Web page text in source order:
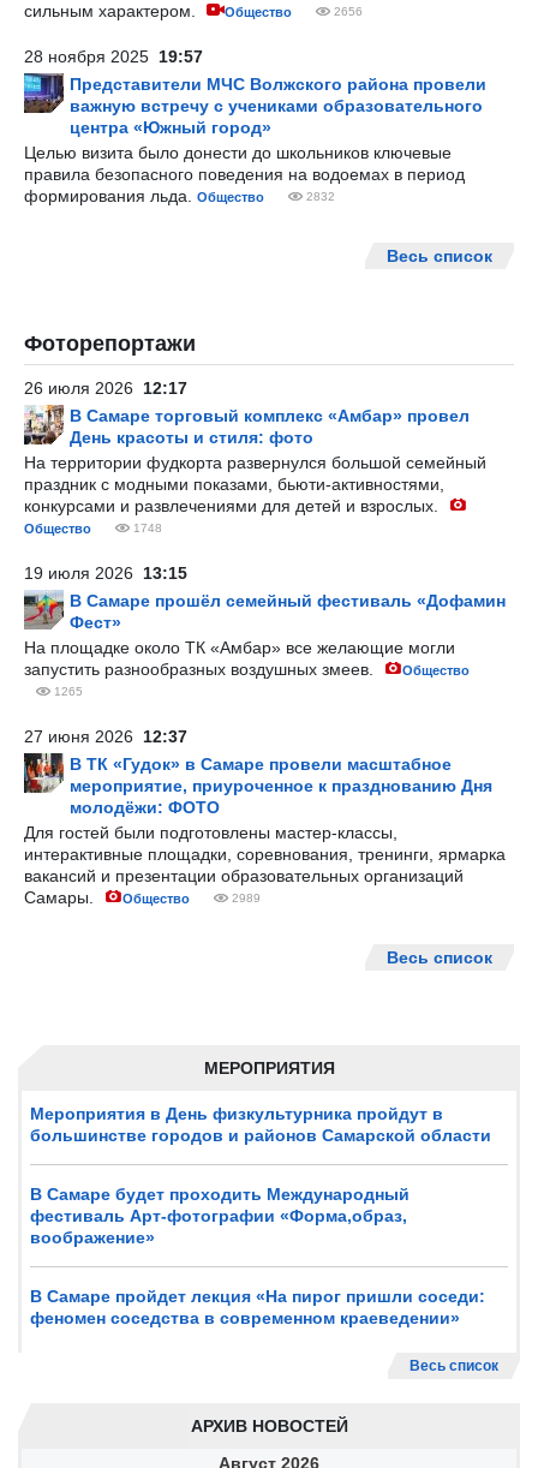
МЕРОПРИЯТИЯ
Мероприятия в День физкультурника пройдут в
большинстве городов и районов Самарской области
В Самаре будет проходить Международный
фестиваль Арт-фотографии «Форма,образ,
воображение»
В Самаре пройдет лекция «На пирог пришли соседи:
феномен соседства в современном краеведении»
Весь список
АРХИВ НОВОСТЕЙ
Август 2026
сильным характером.
Общество 2656
28 ноября 2025 19:57
Представители МЧС Волжского района провели
важную встречу с учениками образовательного
центра «Южный город»
Целью визита было донести до школьников ключевые
правила безопасного поведения на водоемах в период
формирования льда.
Общество 2832
Весь список
Фоторепортажи
26 июля 2026 12:17
В Самаре торговый комплекс «Амбар» провел
День красоты и стиля: фото
На территории фудкорта развернулся большой семейный
праздник с модными показами, бьюти-активностями,
конкурсами и развлечениями для детей и взрослых.
Общество 1748
19 июля 2026 13:15
В Самаре прошёл семейный фестиваль «Дофамин
Фест»
На площадке около ТК «Амбар» все желающие могли
запустить разнообразных воздушных змеев.
Общество
1265
27 июня 2026 12:37
В ТК «Гудок» в Самаре провели масштабное
мероприятие, приуроченное к празднованию Дня
молодёжи: ФОТО
Для гостей были подготовлены мастер-классы,
интерактивные площадки, соревнования, тренинги, ярмарка
вакансий и презентации образовательных организаций
Самары.
Общество 2989
Весь список